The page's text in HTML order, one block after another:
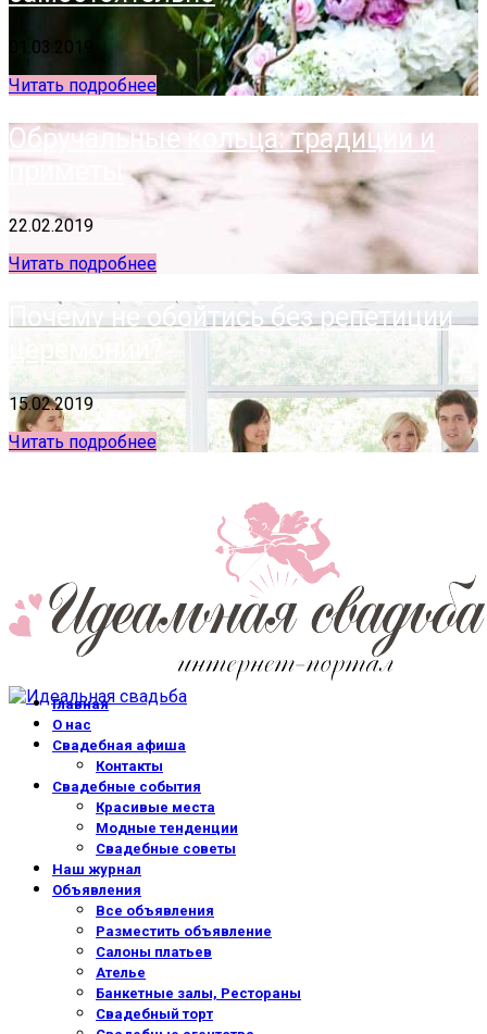
01.03.2019
Читать подробнее
Обручальные кольца: традиции и
приметы
22.02.2019
Читать подробнее
Почему не обойтись без репетиции
церемонии?
15.02.2019
Читать подробнее
Главная
О нас
Свадебная афиша
Контакты
Свадебные события
Красивые места
Модные тенденции
Свадебные советы
Наш журнал
Объявления
Все объявления
Разместить объявление
Салоны платьев
Ателье
Банкетные залы, Рестораны
Свадебный торт